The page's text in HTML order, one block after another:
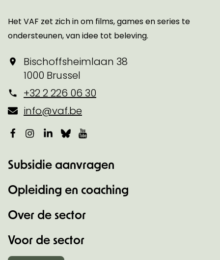
Het VAF zet zich in om films, games en series te
ondersteunen, van idee tot beleving.
Bischoffsheimlaan 38
1000 Brussel
+32 2 226 06 30
info@vaf.be
Facebook
Instagram
LinkedIn
Bluesky
Subsidie aanvragen
Opleiding en coaching
Over de sector
Voor de sector